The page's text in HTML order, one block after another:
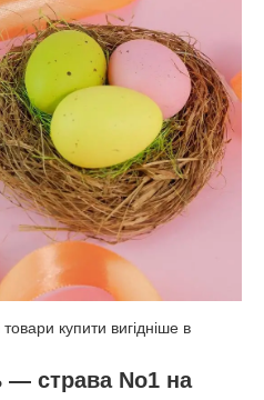
купити вигідніше в
— страва No1 на